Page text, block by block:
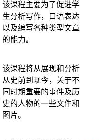
该课程主要为了促进学
生分析写作，口语表达
以及编写各种类型文章
的能力。
该课程将从展现和分析
从史前到现今，关于不
同时期重要的事件及历
史的人物的一些文件和
图片。